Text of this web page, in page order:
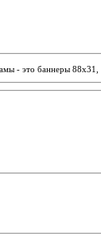
- это баннеры